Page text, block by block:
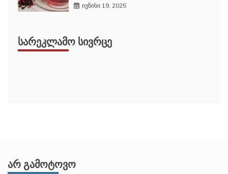
ივნისი 19, 2025
ᲡᲐᲠᲔᲙᲚᲐᲛᲝ ᲡᲘᲕᲠᲪᲔ
ᲐᲠ ᲒᲐᲛᲝᲢᲝᲕᲝ